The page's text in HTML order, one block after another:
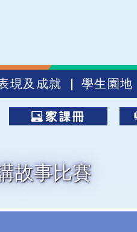
現及成就 學生園地
故事比賽